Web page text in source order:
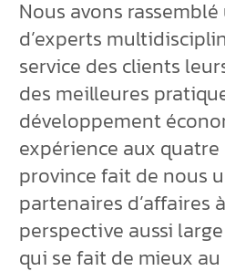
Nous avons
d’experts
service des clients
des meilleures
développement
expérience aux
province fait de nous
partenaires d’affaires
perspective aussi
qui se fait de mieux